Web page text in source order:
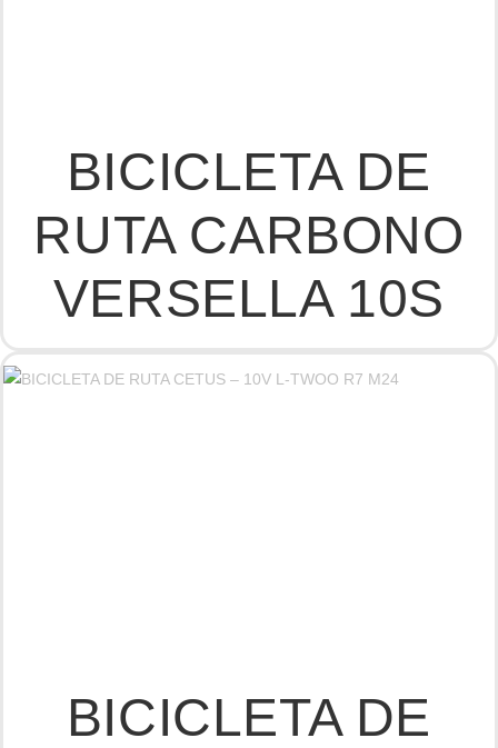
BICICLETA DE
RUTA CARBONO
VERSELLA 10S
BICICLETA DE